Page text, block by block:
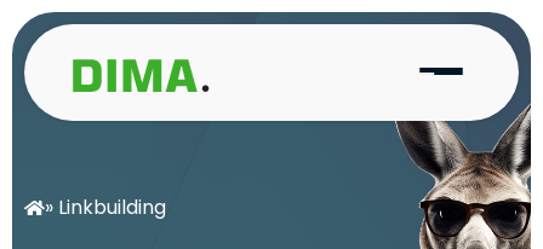
» Linkbuilding